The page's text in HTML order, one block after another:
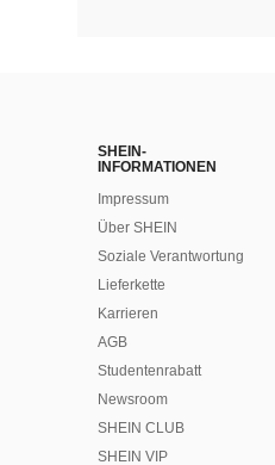
SHEIN-
INFORMATIONEN
Impressum
Über SHEIN
Soziale Verantwortung
Lieferkette
Karrieren
AGB
Studentenrabatt
Newsroom
SHEIN CLUB
SHEIN VIP